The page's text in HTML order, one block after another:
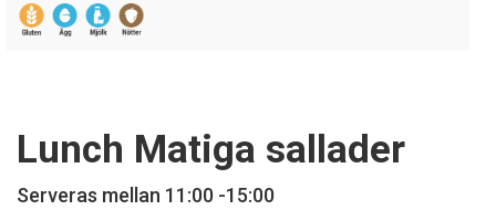
Lunch Matiga sallader
Serveras mellan 11:00 -15:00